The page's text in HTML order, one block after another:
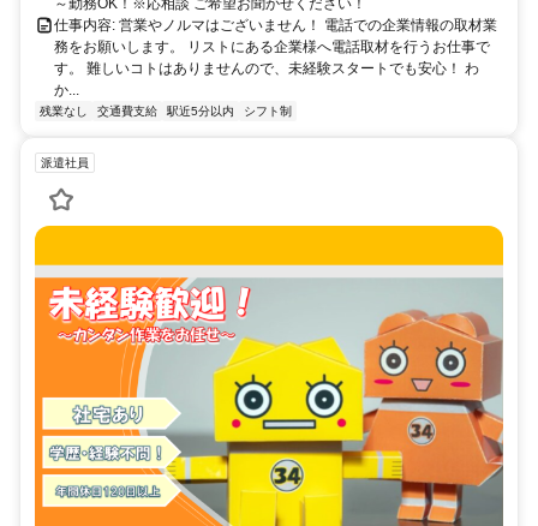
～勤務OK！※応相談 ご希望お聞かせください！
仕事内容: 営業やノルマはございません！ 電話での企業情報の取材業
務をお願いします。 リストにある企業様へ電話取材を行うお仕事で
す。 難しいコトはありませんので、未経験スタートでも安心！ わ
か...
残業なし 交通費支給 駅近5分以内 シフト制
派遣社員